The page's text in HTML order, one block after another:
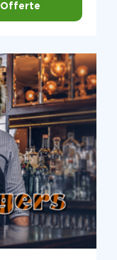
Offerte